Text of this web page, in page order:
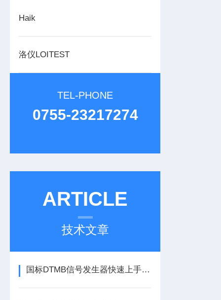
Haik
洛仪LOITEST
TEL-PHONE
0755-23217274
ARTICLE
技术文章
国标DTMB信号发生器快速上手：PN420/595/945三种帧头怎么选